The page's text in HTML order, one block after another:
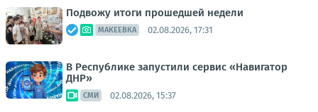
Подвожу итоги прошедшей недели
МАКЕЕВКА 02.08.2026, 17:31
В Республике запустили сервис «Навигатор
ДНР»
СМИ 02.08.2026, 15:37